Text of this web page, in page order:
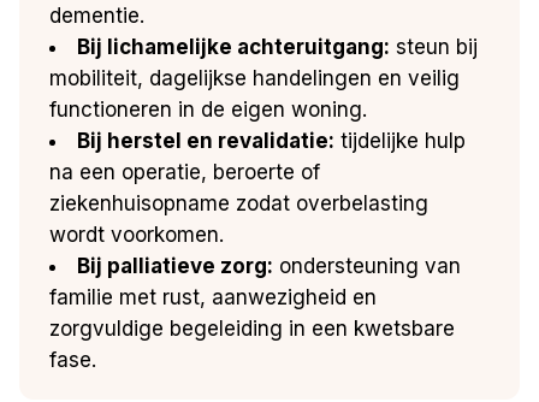
dementie.
Bij lichamelijke achteruitgang: steun bij
mobiliteit, dagelijkse handelingen en veilig
functioneren in de eigen woning.
Bij herstel en revalidatie: tijdelijke hulp
na een operatie, beroerte of
ziekenhuisopname zodat overbelasting
wordt voorkomen.
Bij palliatieve zorg: ondersteuning van
familie met rust, aanwezigheid en
zorgvuldige begeleiding in een kwetsbare
fase.